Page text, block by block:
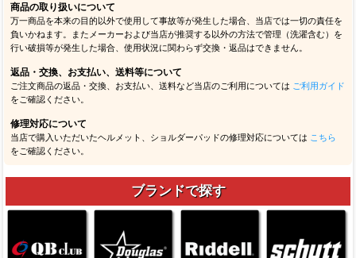
商品の取り扱いについて
万一商品を本来の目的以外で使用して事故等が発生した場合、当店では一切の責任を
負いかねます。またメーカーおよび当店が推奨する以外の方法で管理（洗濯含む）を
行い破損等が発生した場合、使用状況に関わらず交換・返品はできません。
返品・交換、お支払い、送料等について
ご注文商品の返品・交換、お支払い、送料など当店のご利用については ご利用ガイド
をご確認ください。
修理対応について
当店で購入いただいたヘルメット、ショルダーパッドの修理対応については こちら
をご確認ください。
ブランドで探す